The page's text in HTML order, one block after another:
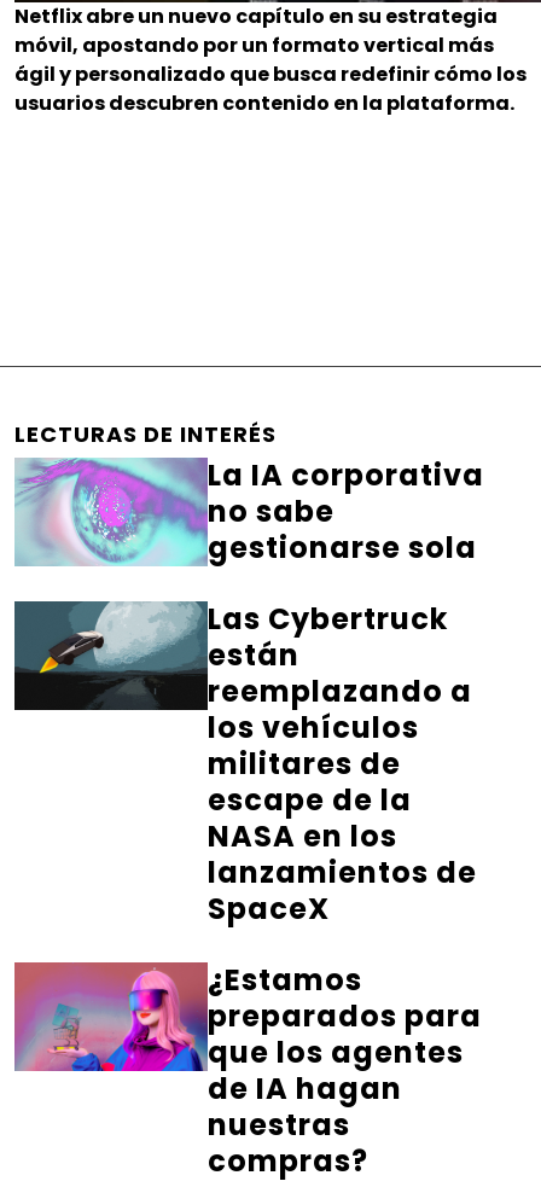
Netflix abre un nuevo capítulo en su estrategia
móvil, apostando por un formato vertical más
ágil y personalizado que busca redefinir cómo los
usuarios descubren contenido en la plataforma.
LECTURAS DE INTERÉS
La IA corporativa
no sabe
gestionarse sola
Las Cybertruck
están
reemplazando a
los vehículos
militares de
escape de la
NASA en los
lanzamientos de
SpaceX
¿Estamos
preparados para
que los agentes
de IA hagan
nuestras
compras?